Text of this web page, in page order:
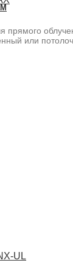
прямого
или
UL